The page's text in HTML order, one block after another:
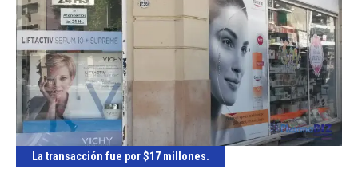
La transacción fue por $17 millones.